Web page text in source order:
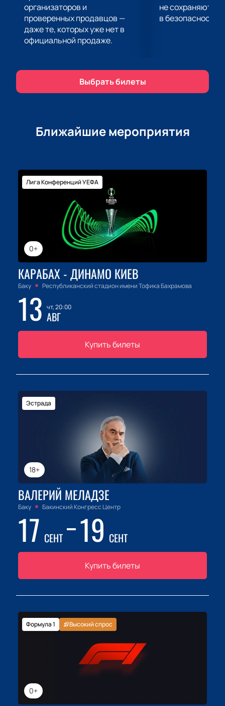
покупки билетов через нашу платформу. Не
упустите возможность насладиться этим
уникальным мероприятием и приобретите билеты
уже сейчас!
организаторов и
проверенных продавцов —
даже те, которых уже нет в
официальной продаже.
не сохраняются
в безопасности.
Выбрать билеты
Ближайшие мероприятия
0+
Лига Конференций УЕФА
КАРАБАХ - ДИНАМО КИЕВ
Баку Республиканский стадион имени Тофика Бахрамова
13 чт, 20:00
АВГ
Купить билеты
18+
Эстрада
ВАЛЕРИЙ МЕЛАДЗЕ
Баку Бакинский Конгресс Центр
17 СЕНТ 19 СЕНТ
Купить билеты
0+
Формула 1 Высокий спрос